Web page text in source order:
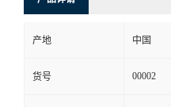
产地 中国
货号 00002